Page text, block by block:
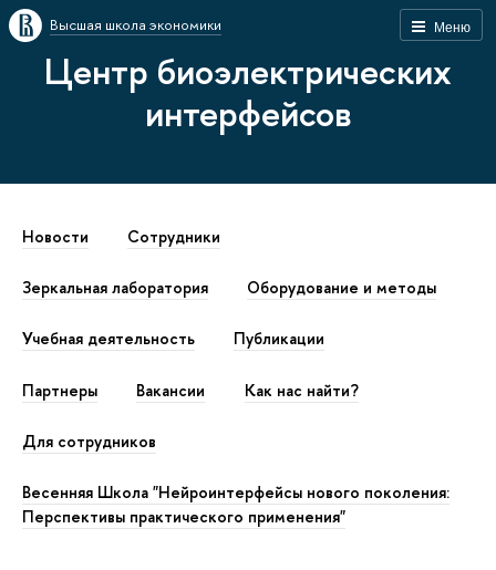
Меню
Высшая школа экономики
Центр биоэлектрических
интерфейсов
Новости Сотрудники
Зеркальная лаборатория Оборудование и методы
Учебная деятельность Публикации
Партнеры Вакансии Как наc найти?
Для сотрудников
Весенняя Школа "Нейроинтерфейсы нового поколения:
Перспективы практического применения"